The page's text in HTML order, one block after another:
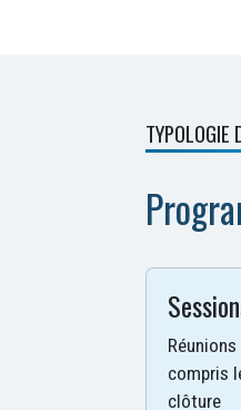
TYPOLOGIE
compris
clôture